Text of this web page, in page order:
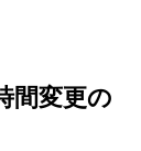
間変更の